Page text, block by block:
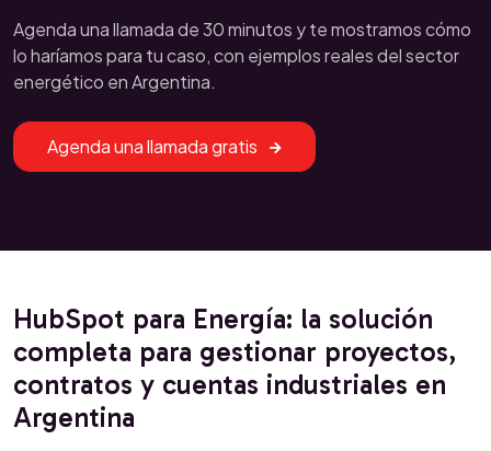
Agenda una llamada de 30 minutos y te mostramos cómo
lo haríamos para tu caso, con ejemplos reales del sector
energético en Argentina.
Agenda una llamada gratis
HubSpot para Energía: la solución
completa para gestionar proyectos,
contratos y cuentas industriales en
Argentina